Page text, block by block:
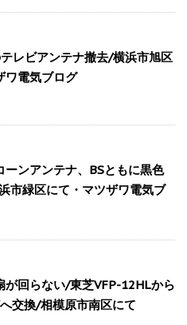
レビアンテナ撤去/横浜市旭区
ワ電気ブログ
ーンアンテナ、BSともに黒色
市緑区にて・マツザワ電気ブ
が回らない/東芝VFP-12HLから
交換/相模原市南区にて